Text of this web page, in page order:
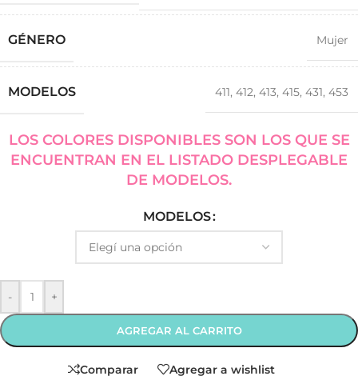
GÉNERO Mujer
MODELOS 411, 412, 413, 415, 431, 453
LOS COLORES DISPONIBLES SON LOS QUE SE
ENCUENTRAN EN EL LISTADO DESPLEGABLE
DE MODELOS.
MODELOS
- +
AGREGAR AL CARRITO
Comparar Agregar a wishlist